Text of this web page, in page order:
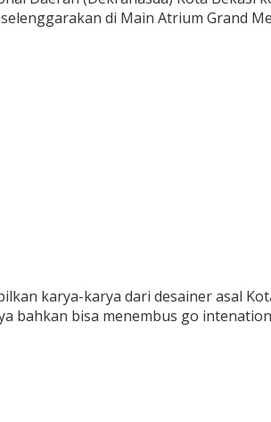
di Main Atrium Grand
karya-karya dari desainer asal
bahkan bisa menembus go